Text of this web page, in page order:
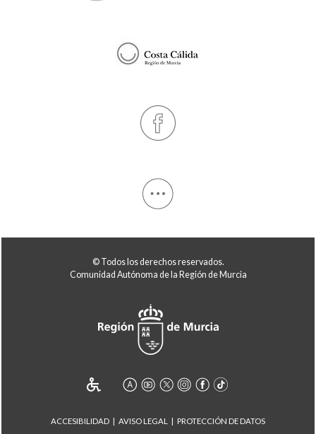
© Todos los derechos reservados.
Comunidad Autónoma de la Región de Murcia
ACCESIBILIDAD AVISO LEGAL PROTECCIÓN DE DATOS